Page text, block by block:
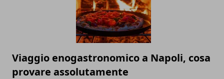
Viaggio enogastronomico a Napoli, cosa
provare assolutamente